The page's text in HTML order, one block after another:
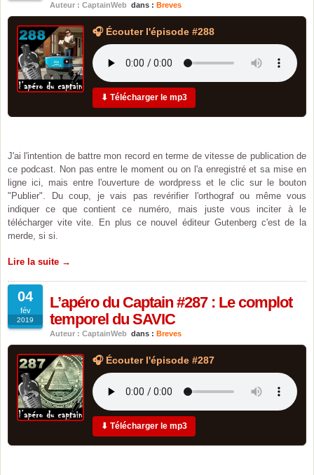
Auteur : CaptainWeb dans : Breves
🎧 Écouter l'épisode #288
⬇ Télécharger le mp3
J'ai l'intention de battre mon record en terme de vitesse de publication de
ce podcast. Non pas entre le moment ou on l'a enregistré et sa mise en
ligne ici, mais entre l'ouverture de wordpress et le clic sur le bouton
"Publier". Du coup, je vais pas revérifier l'orthograf ou même vous
indiquer ce que contient ce numéro, mais juste vous inciter à le
télécharger vite vite. En plus ce nouvel éditeur Gutenberg c'est de la
merde, si si.
Lire la suite →
04
fév
2019
L’apéro du Captain #287 : Le complot
temporel du SAVIC
Auteur : CaptainWeb dans : Breves
🎧 Écouter l'épisode #287
⬇ Télécharger le mp3